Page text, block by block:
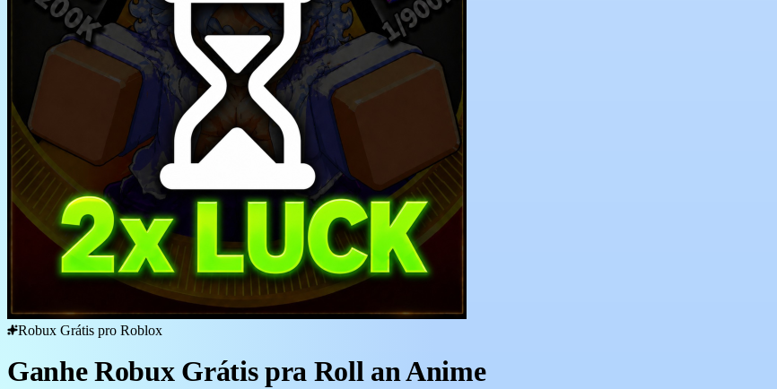
Robux Grátis pro Roblox
Ganhe Robux Grátis pra Roll an Anime